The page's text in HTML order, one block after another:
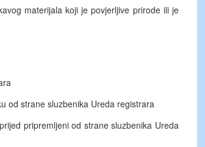
materijala koji je povjerljive prirode ili je
od strane sluzbenika Ureda registrara
pripremljeni od strane sluzbenika Ureda